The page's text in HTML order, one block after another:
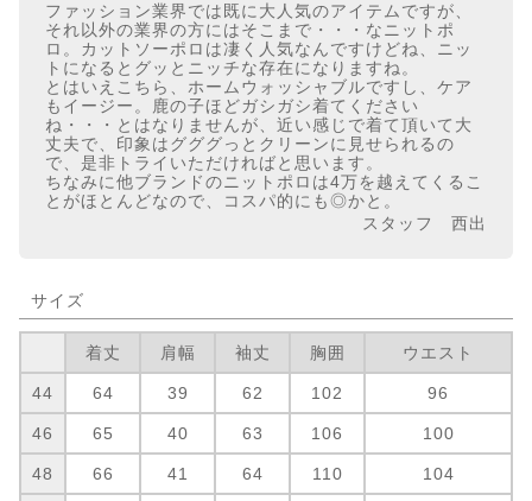
ファッション業界では既に大人気のアイテムですが、
それ以外の業界の方にはそこまで・・・なニットポ
ロ。カットソーポロは凄く人気なんですけどね、ニッ
トになるとグッとニッチな存在になりますね。
とはいえこちら、ホームウォッシャブルですし、ケア
もイージー。鹿の子ほどガシガシ着てください
ね・・・とはなりませんが、近い感じで着て頂いて大
丈夫で、印象はグググっとクリーンに見せられるの
で、是非トライいただければと思います。
ちなみに他ブランドのニットポロは4万を越えてくるこ
とがほとんどなので、コスパ的にも◎かと。
スタッフ 西出
サイズ
着丈 肩幅 袖丈 胸囲 ウエスト
44 64 39 62 102 96
46 65 40 63 106 100
48 66 41 64 110 104